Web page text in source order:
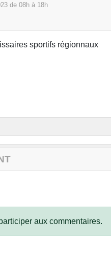
de 08h à 18h
sportifs régionnaux
aux commentaires.